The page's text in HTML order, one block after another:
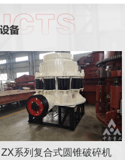
ZX系列复合式圆锥破碎机